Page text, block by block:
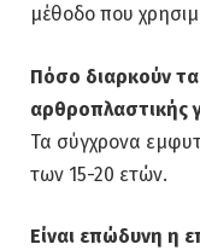
μέθοδο που
Πόσο διαρκούν
αρθροπλαστικής
Τα σύγχρονα
των 15-20 ετών.
Είναι επώδυνη η